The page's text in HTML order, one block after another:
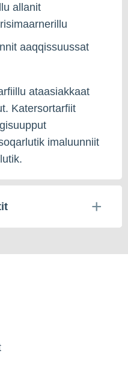
allanit
aaqqissuussat
ataasiakkaat
Katersortarfiit
imaluunniit